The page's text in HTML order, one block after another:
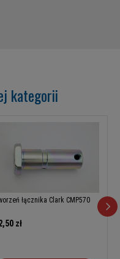
kategorii
łącznika Clark CMP570
zł